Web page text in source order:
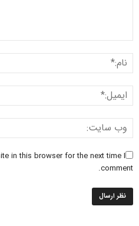
in this browser for the next time I
comment.